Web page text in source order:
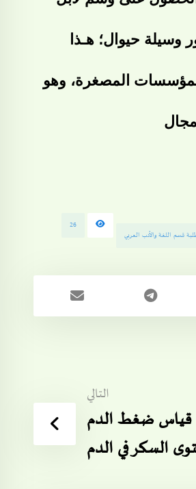
حيوال؛ هـذا
المصغرة، وهو
قسم اللغة والأدب العربي
26
التالي
قياس ضغط الدم
السكر في الدم